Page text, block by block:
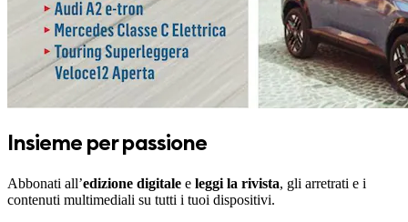
Insieme per passione
Abbonati all’edizione digitale e leggi la rivista, gli arretrati e i
contenuti multimediali su tutti i tuoi dispositivi.